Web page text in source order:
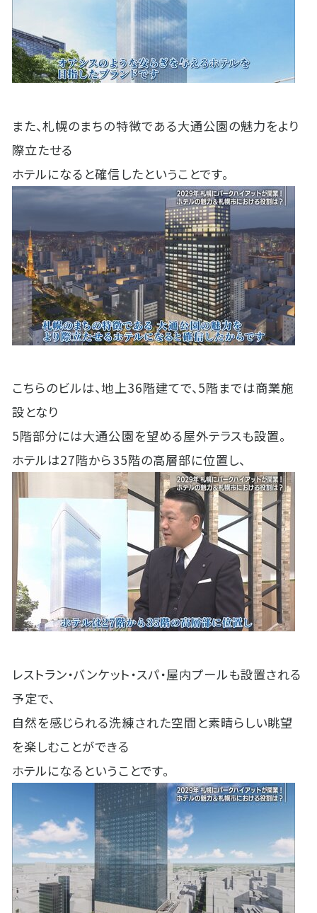
また、札幌のまちの特徴である大通公園の魅力をより
際立たせる
ホテルになると確信したということです。
こちらのビルは、地上36階建てで、5階までは商業施
設となり
5階部分には大通公園を望める屋外テラスも設置。
ホテルは27階から35階の高層部に位置し、
レストラン・バンケット・スパ・屋内プールも設置される
予定で、
自然を感じられる洗練された空間と素晴らしい眺望
を楽しむことができる
ホテルになるということです。